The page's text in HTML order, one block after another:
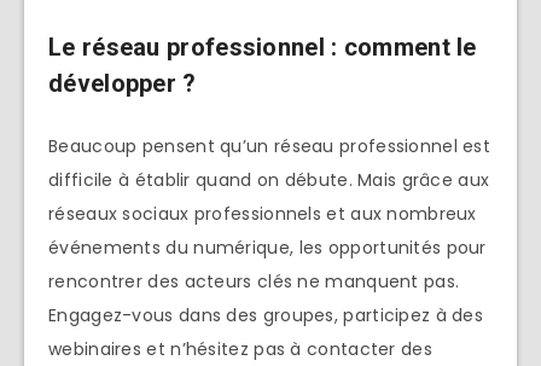
Le réseau professionnel : comment le
développer ?
Beaucoup pensent qu’un réseau professionnel est
difficile à établir quand on débute. Mais grâce aux
réseaux sociaux professionnels et aux nombreux
événements du numérique, les opportunités pour
rencontrer des acteurs clés ne manquent pas.
Engagez-vous dans des groupes, participez à des
webinaires et n’hésitez pas à contacter des